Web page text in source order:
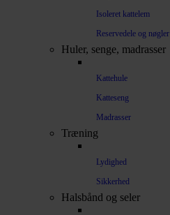
Isoleret kattelem
Reservedele og nøgler
Huler, senge, madrasser
Kattehule
Katteseng
Madrasser
Træning
Lydighed
Sikkerhed
Halsbånd og seler